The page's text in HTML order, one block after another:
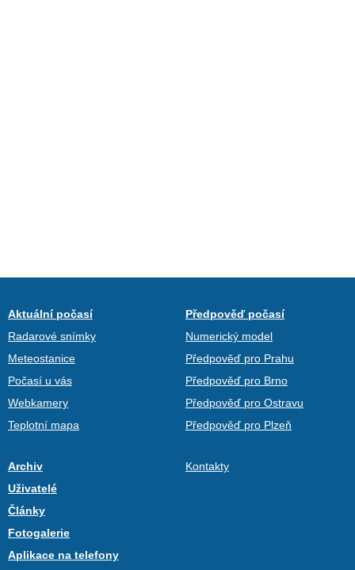
Aktuální počasí
Radarové snímky
Meteostanice
Počasí u vás
Webkamery
Teplotní mapa
Předpověď počasí
Numerický model
Předpověď pro Prahu
Předpověď pro Brno
Předpověď pro Ostravu
Předpověď pro Plzeň
Archiv
Uživatelé
Články
Fotogalerie
Aplikace na telefony
Kontakty